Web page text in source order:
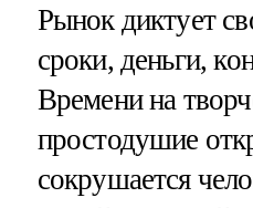
Рынок диктует
сроки, деньги,
Времени на
простодушие
сокрушается